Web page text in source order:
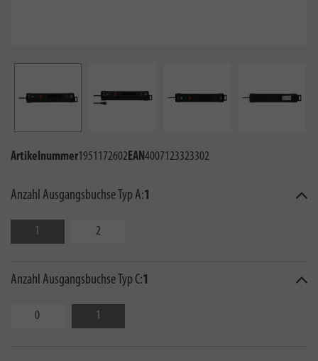
Artikelnummer1951172602EAN4007123323302
Anzahl Ausgangsbuchse Typ A:1
1 2
Anzahl Ausgangsbuchse Typ C:1
0 1